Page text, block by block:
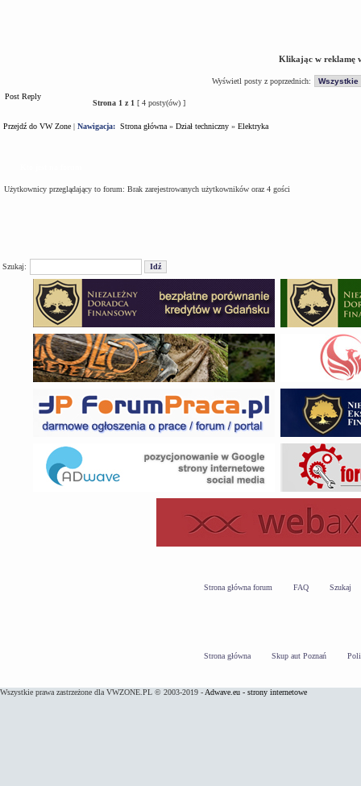
Klikając w reklamę
Wyświetl posty z poprzednich:
Post Reply
Strona 1 z 1 [ 4 posty(ów) ]
Przejdź do VW Zone | Nawigacja: Strona główna » Dział techniczny » Elektryka
Użytkownicy przeglądający to forum: Brak zarejestrowanych użytkowników oraz 4 gości
Szukaj:
Strona główna forum FAQ Szukaj
Strona główna Skup aut Poznań
Wszystkie prawa zastrzeżone dla VWZONE.PL © 2003-2019 - Adwave.eu - strony internetowe